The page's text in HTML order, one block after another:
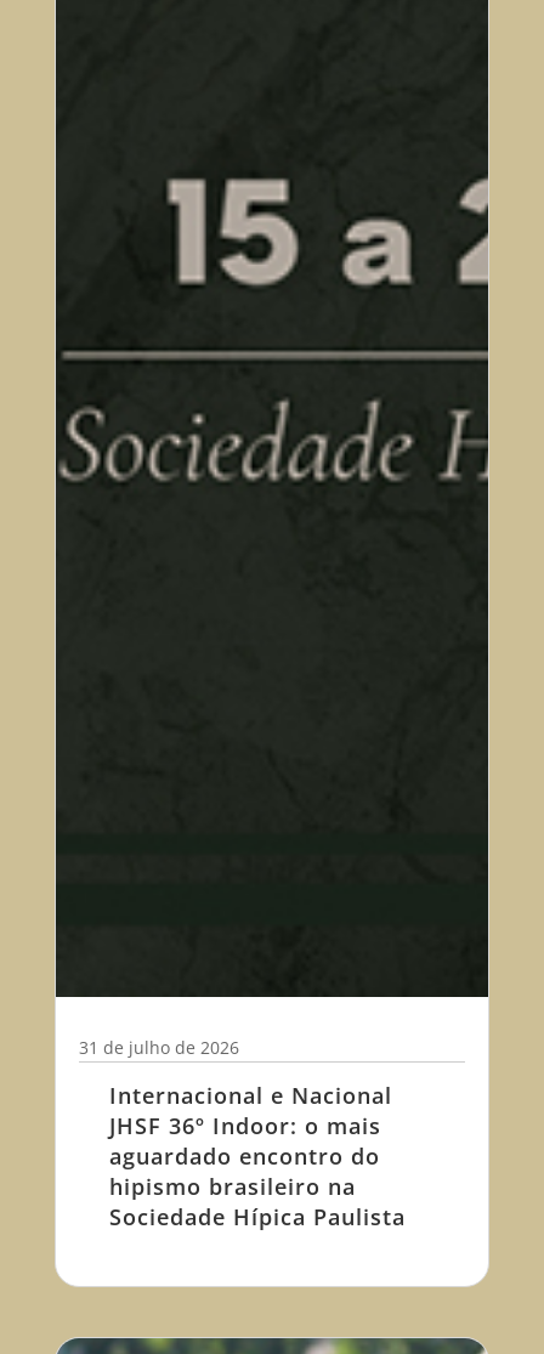
Internacional e Nacional
JHSF 36º Indoor: o mais
aguardado encontro do
hipismo brasileiro na
Sociedade Hípica Paulista
31 de julho de 2026